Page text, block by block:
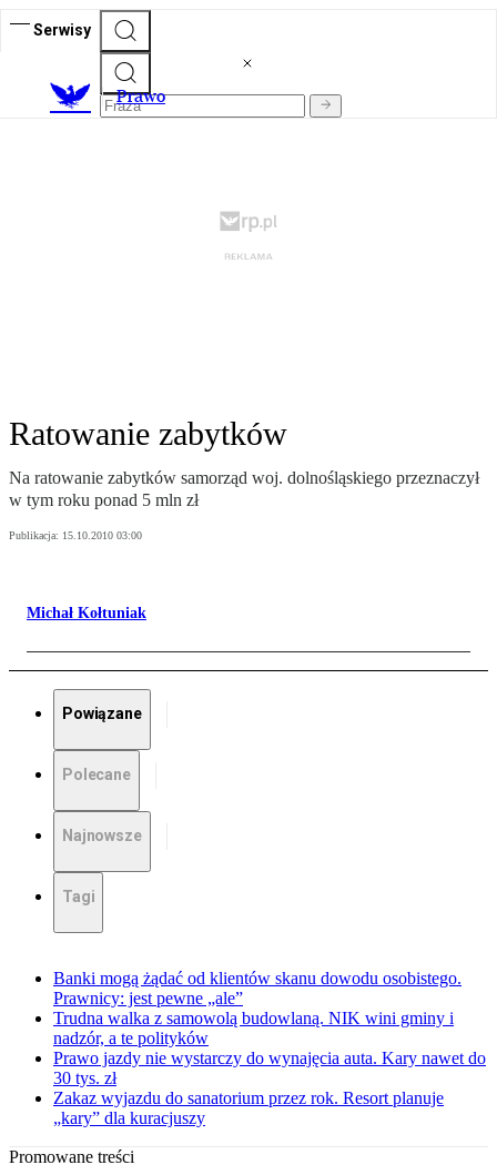
Serwisy
Prawo
Ratowanie zabytków
Na ratowanie zabytków samorząd woj. dolnośląskiego przeznaczył
w tym roku ponad 5 mln zł
Publikacja: 15.10.2010 03:00
Michał Kołtuniak
Powiązane
Polecane
Najnowsze
Tagi
Banki mogą żądać od klientów skanu dowodu osobistego.
Prawnicy: jest pewne „ale”
Trudna walka z samowolą budowlaną. NIK wini gminy i
nadzór, a te polityków
Prawo jazdy nie wystarczy do wynajęcia auta. Kary nawet do
30 tys. zł
Zakaz wyjazdu do sanatorium przez rok. Resort planuje
„kary” dla kuracjuszy
Promowane treści